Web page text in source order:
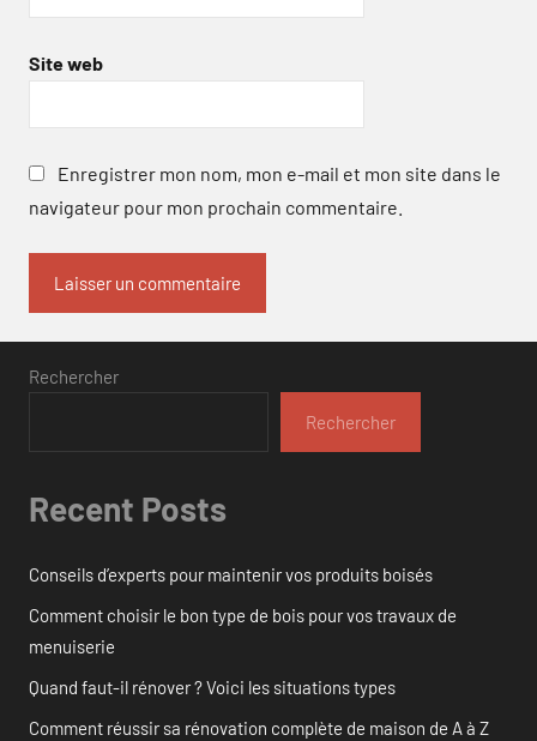
Site web
Enregistrer mon nom, mon e-mail et mon site dans le
navigateur pour mon prochain commentaire.
Rechercher
Rechercher
Recent Posts
Conseils d’experts pour maintenir vos produits boisés
Comment choisir le bon type de bois pour vos travaux de
menuiserie
Quand faut-il rénover ? Voici les situations types
Comment réussir sa rénovation complète de maison de A à Z